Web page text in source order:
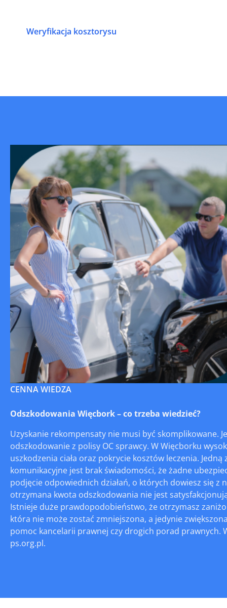
Weryfikacja kosztorysu
CENNA WIEDZA
Odszkodowania Więcbork – co trzeba wiedzieć?
Uzyskanie rekompensaty nie musi być skomplikowane.
odszkodowanie z polisy OC sprawcy. W Więcborku
uszkodzenia ciała oraz pokrycie kosztów leczenia.
komunikacyjne jest brak świadomości, że żadne
podjęcie odpowiednich działań, o których dowiesz się
otrzymana kwota odszkodowania nie jest
Istnieje duże prawdopodobieństwo, że otrzymasz
która nie może zostać zmniejszona, a jedynie
pomoc kancelarii prawnej czy drogich porad
ps.org.pl.